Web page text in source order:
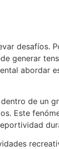
desafíos.
generar
abordar
de un
Este